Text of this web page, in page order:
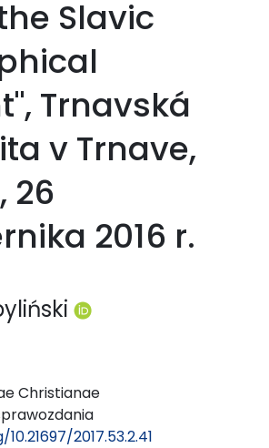
Slavic
Trnavská
v Trnave,
26
2016 r.
Christianae
2017.53.2.41